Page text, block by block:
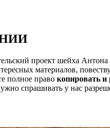
проект шейха
материалов,
полное право копировать и
спрашивать у нас